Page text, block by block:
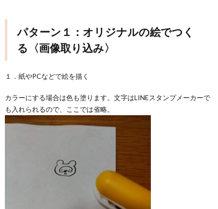
パターン１：オリジナルの絵でつく
る〈画像取り込み〉
１．紙やPCなどで絵を描く
カラーにする場合は色も塗ります。文字はLINEスタンプメーカーで
も入れられるので、ここでは省略。